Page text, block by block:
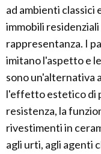
ad ambienti classici
immobili
rappresentanza. I
imitano l'aspetto e
sono un'alternativa
l'effetto estetico di
resistenza, la
rivestimenti in
agli urti, agli agenti